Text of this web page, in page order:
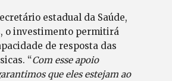
estadual da Saúde,
o investimento permitirá
de resposta das
“Com esse apoio
que eles estejam ao